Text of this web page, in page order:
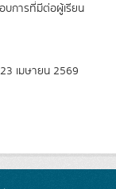
บการที่มีต่อผู้เรียน
เมษายน 2569